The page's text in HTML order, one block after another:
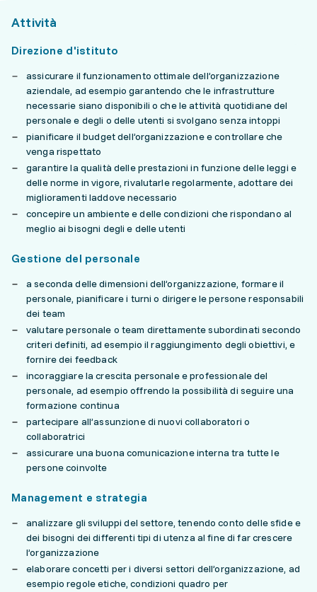
Attività
Direzione d'istituto
assicurare il funzionamento ottimale dell’organizzazione
aziendale, ad esempio garantendo che le infrastrutture
necessarie siano disponibili o che le attività quotidiane del
personale e degli o delle utenti si svolgano senza intoppi
pianificare il budget dell’organizzazione e controllare che
venga rispettato
garantire la qualità delle prestazioni in funzione delle leggi e
delle norme in vigore, rivalutarle regolarmente, adottare dei
miglioramenti laddove necessario
concepire un ambiente e delle condizioni che rispondano al
meglio ai bisogni degli e delle utenti
Gestione del personale
a seconda delle dimensioni dell’organizzazione, formare il
personale, pianificare i turni o dirigere le persone responsabili
dei team
valutare personale o team direttamente subordinati secondo
criteri definiti, ad esempio il raggiungimento degli obiettivi, e
fornire dei feedback
incoraggiare la crescita personale e professionale del
personale, ad esempio offrendo la possibilità di seguire una
formazione continua
partecipare all’assunzione di nuovi collaboratori o
collaboratrici
assicurare una buona comunicazione interna tra tutte le
persone coinvolte
Management e strategia
analizzare gli sviluppi del settore, tenendo conto delle sfide e
dei bisogni dei differenti tipi di utenza al fine di far crescere
l’organizzazione
elaborare concetti per i diversi settori dell’organizzazione, ad
esempio regole etiche, condizioni quadro per